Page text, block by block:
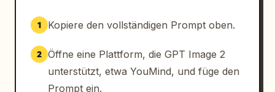
1 Kopiere den vollständigen Prompt oben.
2 Öffne eine Plattform, die GPT Image 2
unterstützt, etwa YouMind, und füge den
Prompt ein.